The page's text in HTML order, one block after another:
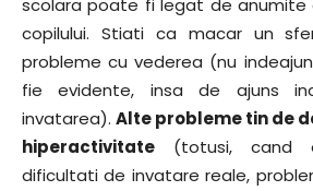
scolara poate fi legat de anumite
copilului. Stiati ca macar un
probleme cu vederea (nu
fie evidente, insa de ajuns
invatarea). Alte probleme tin de
hiperactivitate (totusi, cand
dificultati de invatare reale,